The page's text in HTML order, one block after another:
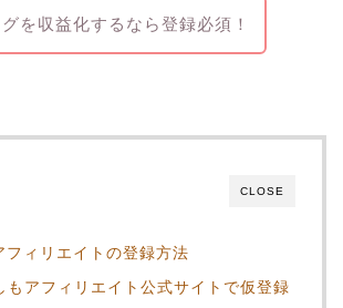
を収益化するなら登録必須！
CLOSE
フィリエイトの登録方法
アフィリエイト公式サイトで仮登録